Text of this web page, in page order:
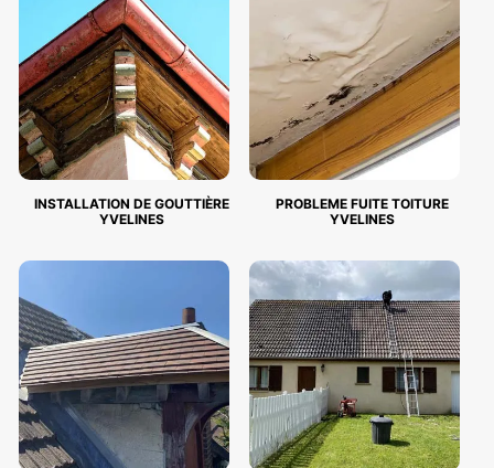
INSTALLATION DE GOUTTIÈRE
YVELINES
PROBLEME FUITE TOITURE
YVELINES